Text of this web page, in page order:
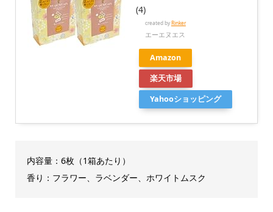
(4)
created byRinker
エーエヌエス
Amazon
楽天市場
Yahooショッピング
内容量：6枚（1箱あたり）
香り：フラワー、ラベンダー、ホワイトムスク